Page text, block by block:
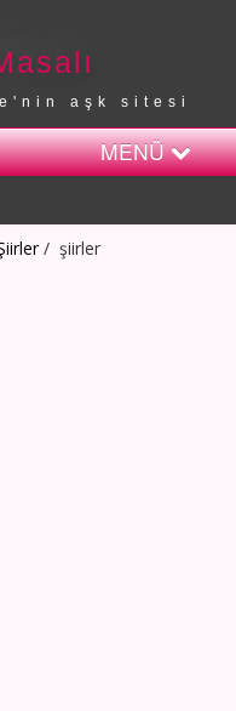
aşk sitesi
MENÜ
/ şiirler